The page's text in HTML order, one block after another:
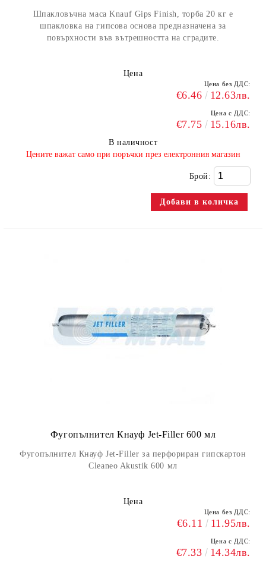
Шпакловъчна маса Knauf Gips Finish, торба 20 кг е
шпакловка на гипсова основа предназначена за
повърхности във вътрешността на сградите.
Цена
Цена без ДДС:
€6.46 12.63лв.
Цена с ДДС:
€7.75 15.16лв.
В наличност
​Цените важат само при поръчки през електронния магазин
Брой:
Фугопълнител Кнауф Jet-Filler 600 мл
Фугопълнител Кнауф Jet-Filler за перфориран гипскартон
Cleaneo Akustik 600 мл
Цена
Цена без ДДС:
€6.11 11.95лв.
Цена с ДДС:
€7.33 14.34лв.